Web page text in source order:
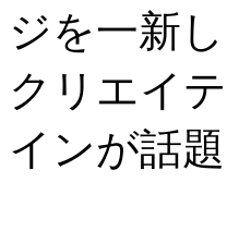
ジを一新し
クリエイ
インが話題